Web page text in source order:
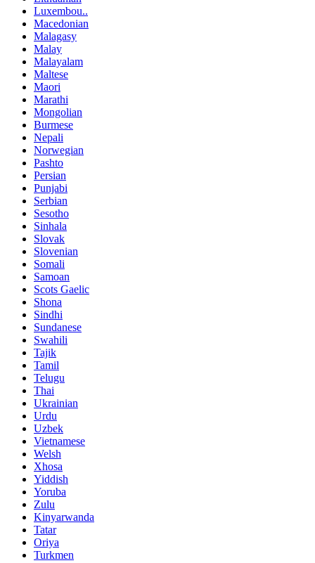
Luxembou..
Macedonian
Malagasy
Malay
Malayalam
Maltese
Maori
Marathi
Mongolian
Burmese
Nepali
Norwegian
Pashto
Persian
Punjabi
Serbian
Sesotho
Sinhala
Slovak
Slovenian
Somali
Samoan
Scots Gaelic
Shona
Sindhi
Sundanese
Swahili
Tajik
Tamil
Telugu
Thai
Ukrainian
Urdu
Uzbek
Vietnamese
Welsh
Xhosa
Yiddish
Yoruba
Zulu
Kinyarwanda
Tatar
Oriya
Turkmen